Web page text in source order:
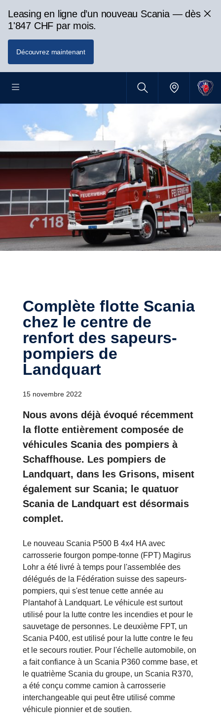
Leasing en ligne d’un nouveau Scania — dès
1'847 CHF par mois.
Découvrez maintenant
Complète flotte Scania
chez le centre de
renfort des sapeurs-
pompiers de
Landquart
15 novembre 2022
Nous avons déjà évoqué récemment
la flotte entièrement composée de
véhicules Scania des pompiers à
Schaffhouse. Les pompiers de
Landquart, dans les Grisons, misent
également sur Scania; le quatuor
Scania de Landquart est désormais
complet.
Le nouveau Scania P500 B 4x4 HA avec
carrosserie fourgon pompe-tonne (FPT) Magirus
Lohr a été livré à temps pour l'assemblée des
délégués de la Fédération suisse des sapeurs-
pompiers, qui s'est tenue cette année au
Plantahof à Landquart. Le véhicule est surtout
utilisé pour la lutte contre les incendies et pour le
sauvetage de personnes. Le deuxième FPT, un
Scania P400, est utilisé pour la lutte contre le feu
et le secours routier. Pour l'échelle automobile, on
a fait confiance à un Scania P360 comme base, et
le quatrième Scania du groupe, un Scania R370,
a été conçu comme camion à carrosserie
interchangeable qui peut être utilisé comme
véhicule pionnier et de soutien.